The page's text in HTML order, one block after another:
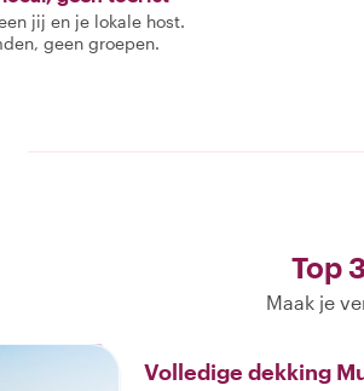
jij en je lokale host.
geen groepen.
Top
Maak je
Volledige dekking